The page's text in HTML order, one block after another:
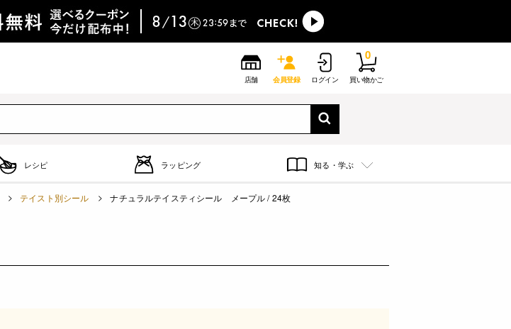
店舗 会員登録 ログイン 買い物かご
0
レシピ ラッピング 知る・学ぶ
テイスト別シール ナチュラルテイスティシール メープル / 24枚